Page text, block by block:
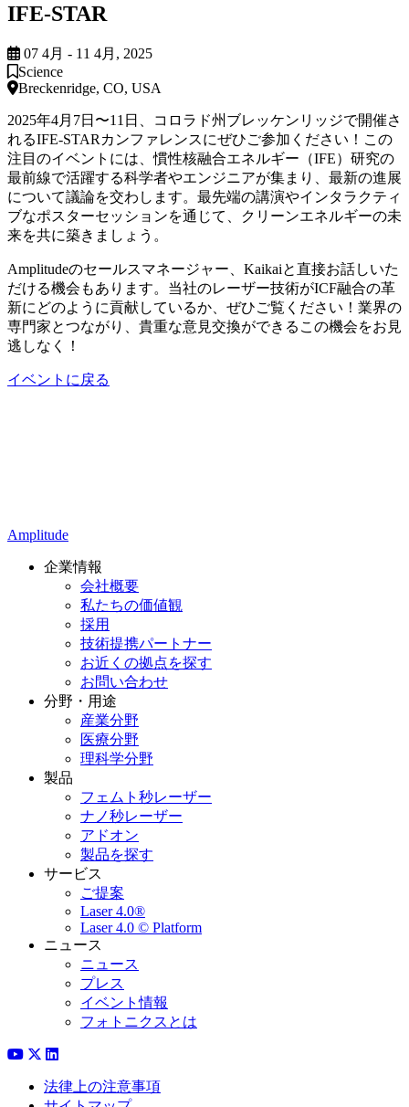
IFE-STAR
07 4月 - 11 4月, 2025
Science
Breckenridge, CO, USA
2025年4月7日〜11日、コロラド州ブレッケンリッジで開催さ
れるIFE-STARカンファレンスにぜひご参加ください！この
注目のイベントには、慣性核融合エネルギー（IFE）研究の
最前線で活躍する科学者やエンジニアが集まり、最新の進展
について議論を交わします。最先端の講演やインタラクティ
ブなポスターセッションを通じて、クリーンエネルギーの未
来を共に築きましょう。
Amplitudeのセールスマネージャー、Kaikaiと直接お話しいた
だける機会もあります。当社のレーザー技術がICF融合の革
新にどのように貢献しているか、ぜひご覧ください！業界の
専門家とつながり、貴重な意見交換ができるこの機会をお見
逃しなく！
イベントに戻る
Amplitude
企業情報
会社概要
私たちの価値観
採用
技術提携パートナー
お近くの拠点を探す
お問い合わせ
分野・用途
産業分野
医療分野
理科学分野
製品
フェムト秒レーザー
ナノ秒レーザー
アドオン
製品を探す
サービス
ご提案
Laser 4.0®
Laser 4.0 © Platform
ニュース
ニュース
プレス
イベント情報
フォトニクスとは
法律上の注意事項